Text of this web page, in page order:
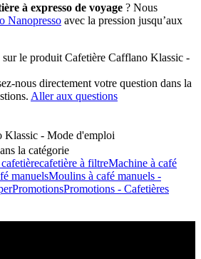
à expresso de voyage ? Nous
Nanopresso avec la pression jusqu’aux
sur le produit Cafetière Cafflano Klassic -
nous directement votre question dans la
Aller aux questions
Klassic - Mode d'emploi
la catégorie
cafetière à filtreMachine à café
manuelsMoulins à café manuels -
PromotionsPromotions - Cafetières